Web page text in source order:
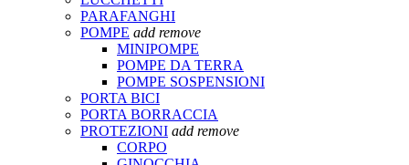
PARAFANGHI
POMPE add remove
MINIPOMPE
POMPE DA TERRA
POMPE SOSPENSIONI
PORTA BICI
PORTA BORRACCIA
PROTEZIONI add remove
CORPO